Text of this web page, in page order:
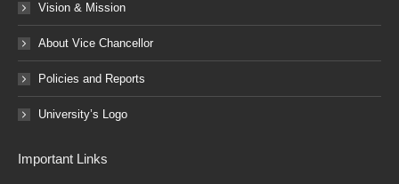
Vision & Mission
About Vice Chancellor
Policies and Reports
University’s Logo
Important Links